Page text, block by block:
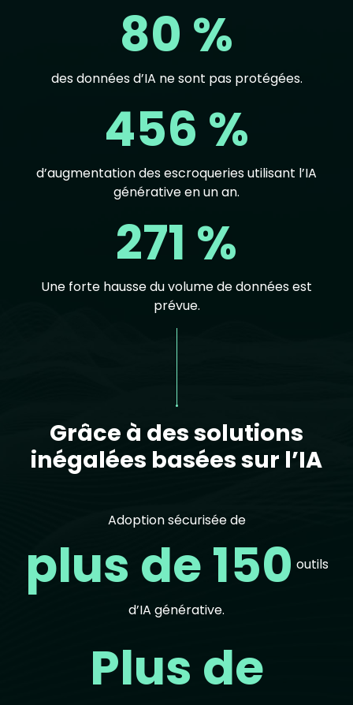
80 %
des données d’IA ne sont pas protégées.
456 %
d’augmentation des escroqueries utilisant l’IA
générative en un an.
271 %
Une forte hausse du volume de données est
prévue.
Grâce à des solutions
inégalées basées sur l’IA
Adoption sécurisée de
plus de 150 outils
d’IA générative.
Plus de